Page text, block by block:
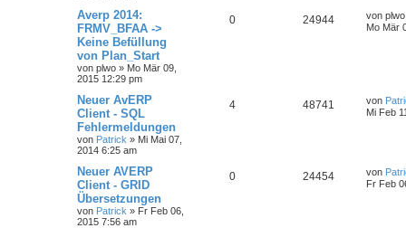
Averp 2014:
FRMV_BFAA ->
Keine Befüllung
von Plan_Start
von plwo » Mo Mär 09,
2015 12:29 pm
0 24944 von plwo
Mo Mär
Neuer AvERP
Client - SQL
Fehlermeldungen
von Patrick » Mi Mai 07,
2014 6:25 am
4 48741 von
Mi Feb
Neuer AVERP
Client - GRID
Übersetzungen
von Patrick » Fr Feb 06,
2015 7:56 am
0 24454 von
Fr Feb